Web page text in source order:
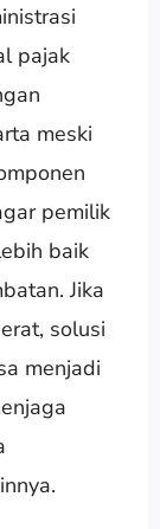
pajak
meski
pemilik
baik
Jika
solusi
menjadi